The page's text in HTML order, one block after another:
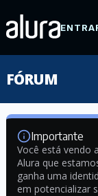
FÓRUM
Importante
Você está vendo
Alura que
ganha uma
em potencializar